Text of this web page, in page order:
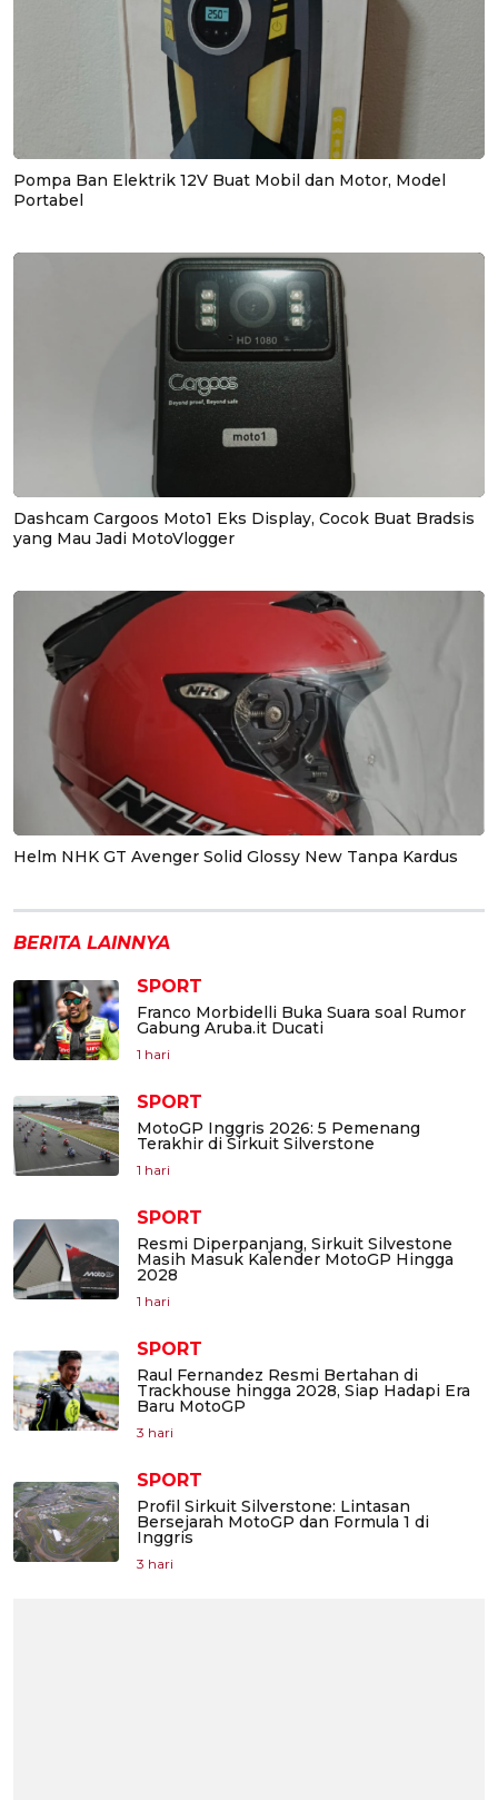
Pompa Ban Elektrik 12V Buat Mobil dan Motor, Model
Portabel
Dashcam Cargoos Moto1 Eks Display, Cocok Buat Bradsis
yang Mau Jadi MotoVlogger
Helm NHK GT Avenger Solid Glossy New Tanpa Kardus
BERITA LAINNYA
SPORT
Franco Morbidelli Buka Suara soal Rumor
Gabung Aruba.it Ducati
1 hari
SPORT
MotoGP Inggris 2026: 5 Pemenang
Terakhir di Sirkuit Silverstone
1 hari
SPORT
Resmi Diperpanjang, Sirkuit Silvestone
Masih Masuk Kalender MotoGP Hingga
2028
1 hari
SPORT
Raul Fernandez Resmi Bertahan di
Trackhouse hingga 2028, Siap Hadapi Era
Baru MotoGP
3 hari
SPORT
Profil Sirkuit Silverstone: Lintasan
Bersejarah MotoGP dan Formula 1 di
Inggris
3 hari